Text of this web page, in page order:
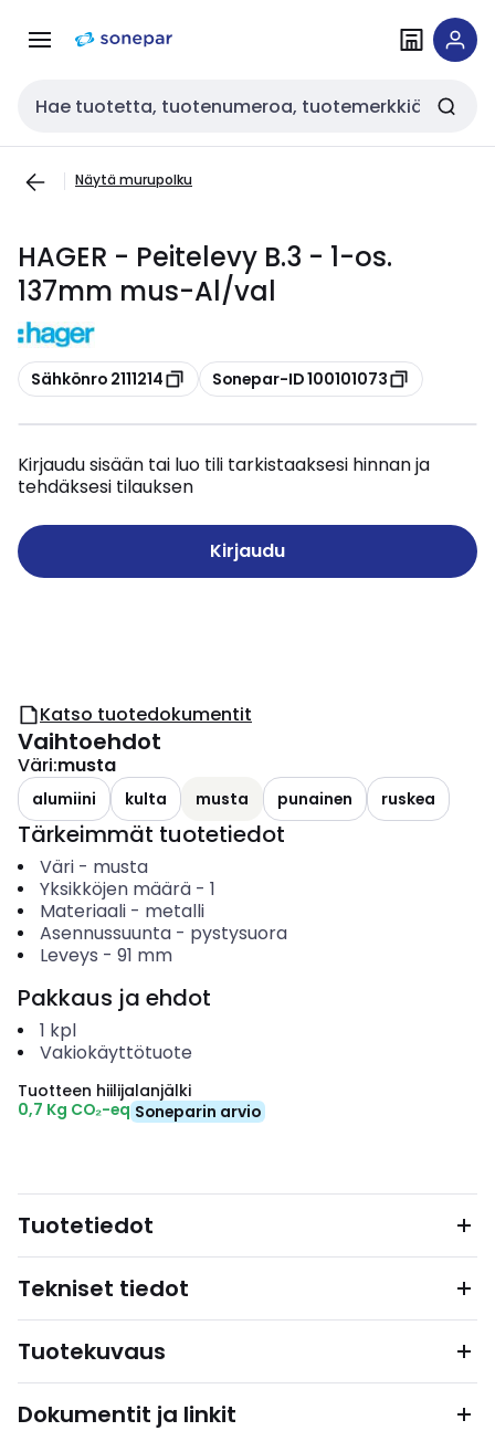
navigointiinsisältöön
Haku
Näytä murupolku
HAGER - Peitelevy B.3 - 1-os.
137mm mus-Al/val
Kopioi
Sähkönro 2111214 Kopioi
Sonepar-ID 100101073
Kirjaudu sisään tai luo tili tarkistaaksesi hinnan ja
tehdäksesi tilauksen
Kirjaudu
Katso tuotedokumentit
Vaihtoehdot
Väri:musta
alumiini kulta musta punainen ruskea
Tärkeimmät tuotetiedot
Väri- musta
Yksikköjen määrä- 1
Materiaali- metalli
Asennussuunta- pystysuora
Leveys - 91 mm
Pakkaus ja ehdot
1 kpl
Vakiokäyttötuote
Tuotteen hiilijalanjälki
0,7 Kg CO₂-eq Soneparin arvio
Tuotetiedot
Tekniset tiedot
Tuotekuvaus
Dokumentit ja linkit